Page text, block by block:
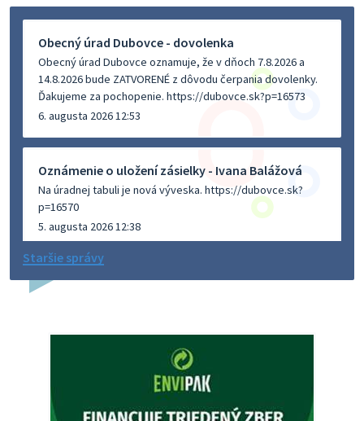
Obecný úrad Dubovce - dovolenka
Obecný úrad Dubovce oznamuje, že v dňoch 7.8.2026 a
14.8.2026 bude ZATVORENÉ z dôvodu čerpania dovolenky.
Ďakujeme za pochopenie. https://dubovce.sk?p=16573
6. augusta 2026 12:53
Oznámenie o uložení zásielky - Ivana Balážová
Na úradnej tabuli je nová výveska. https://dubovce.sk?
p=16570
5. augusta 2026 12:38
Dovolenka - MUDr. Marián Sivoň
budeZATVORENÁ z dôvodu čerpania dovolenky. Akútne
prípady bude riešiť MUDr.Fisch…
Staršie správy